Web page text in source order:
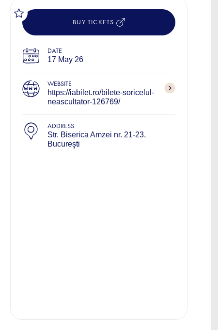
BUY TICKETS
DATE
17 May 26
WEBSITE
https://iabilet.ro/bilete-soricelul-
neascultator-126769/
ADDRESS
Str. Biserica Amzei nr. 21-23,
Bucureşti